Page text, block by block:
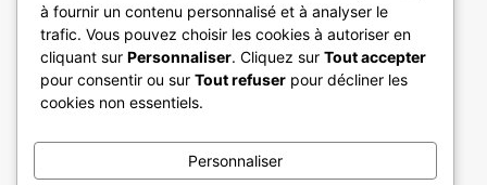
Navigation
Finance & Marchés
Entreprises & Secteurs
Minutes Multimédias
à fournir un contenu personnalisé et à analyser le
trafic. Vous pouvez choisir les cookies à autoriser en
cliquant sur Personnaliser. Cliquez sur Tout accepter
pour consentir ou sur Tout refuser pour décliner les
cookies non essentiels.
Personnaliser